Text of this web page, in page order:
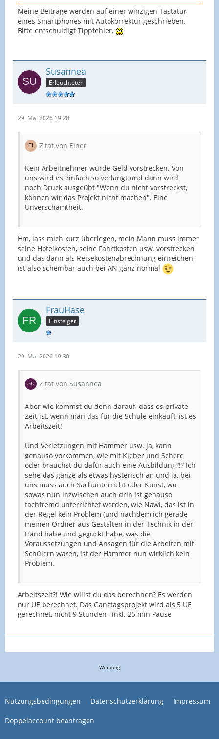
Meine Beiträge werden auf einer winzigen Tastatur
eines Smartphones mit Autokorrektur geschrieben.
Bitte entschuldigt Tippfehler.
Susannea
Erleuchteter
29. Mai 2026 19:20
Zitat von Einer
Kein Arbeitnehmer würde Geld vorstrecken. Von
uns wird es einfach so verlangt und dann wird
noch Druck ausgeübt "Wenn du nicht vorstreckst,
können wir das Projekt nicht machen". Eine
Unverschämtheit.
Hm, lass mich kurz überlegen, mein Mann muss immer
seine Hotelkosten, seine Fahrtkosten usw. vorstrecken
und das dann als Reisekostenabrechnung einreichen,
ist also scheinbar auch bei AN ganz normal
FrauHase
Einsteiger
29. Mai 2026 19:30
Zitat von Susannea
Aber wie kommst du denn darauf, dass es private
Zeit ist, wenn man das für die Schule einkauft, ist es
Arbeitszeit!
Und Verletzungen mit Hammer usw. ja, kann
genauso vorkommen, wie mit Kleber und Schere
oder brauchst du dafür auch eine Ausbildung?!? Ich
sehe das ganze als etwas hysterisch an und ja, bei
uns muss auch Sachunterricht oder Kunst, wo
sowas nun inzwischen auch drin ist genauso
fachfremd unterrichtet werden, wie Nawi, das ist in
der Regel kein Problem (und nachdem ich gerade
meinen Ordner aus Gestalten in der Technik in der
Hand habe und geguckt habe, was die
Voraussetzungen und Ansagen für die Arbeiten mit
Schülern waren, ist der Hammer nun wirklich kein
Problem.
Arbeitszeit?! Wie willst du das berechnen? Es werden
nur UE berechnet. Das Ganztagsprojekt wird als 5 UE
gerechnet, nicht 9 Stunden , inkl. 25 min Pause
Werbung
Nutzungsbedingungen Datenschutzerklärung Impressum
Doppelaccount beantragen